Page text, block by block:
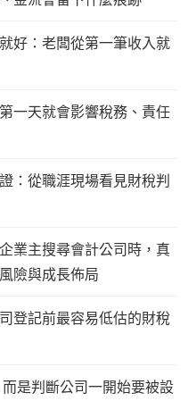
好：老闆從第一筆收入就
一天就會影響稅務、責任
：從職涯現場看見財稅判
業主搜尋會計公司時，真
險與成長佈局
登記前最容易低估的財稅
是判斷公司一開始要被設